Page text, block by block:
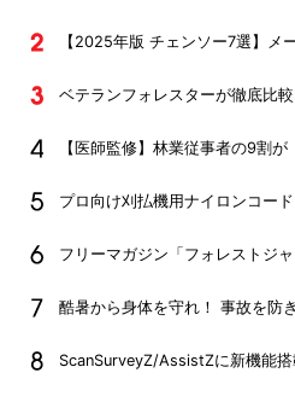
【2025年版 チェンソー7選】メ
ベテランフォレスターが徹底比
【医師監修】林業従事者の9割
プロ向け刈払機用ナイロンコー
フリーマガジン「フォレストジ
酷暑から身体を守れ！ 事故を防
ScanSurveyZ/AssistZに新機能